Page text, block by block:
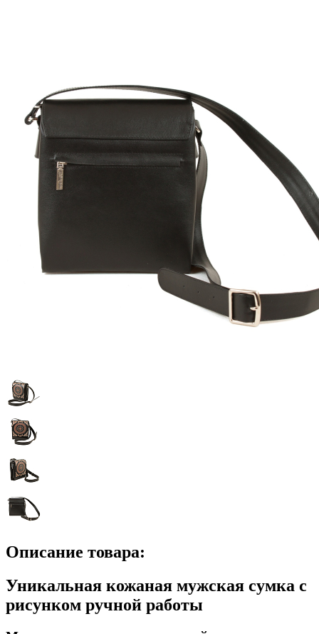
Описание товара:
Уникальная кожаная мужская сумка с
рисунком ручной работы